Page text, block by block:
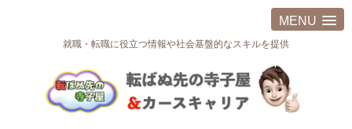
MENU
就職・転職に役立つ情報や社会基盤的なスキルを提供